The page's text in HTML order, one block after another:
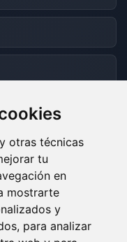
otras técnicas
tu
en
mostrarte
y
para analizar